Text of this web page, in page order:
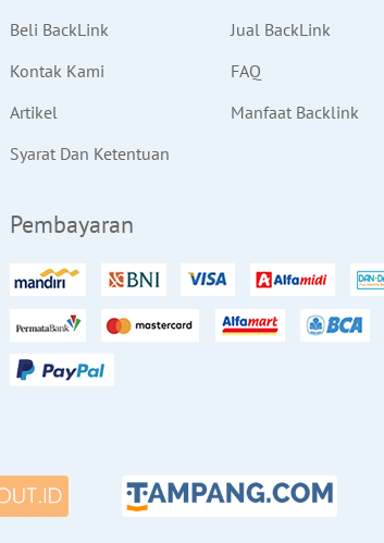
Beli BackLink
Jual BackLink
Kontak Kami
FAQ
Artikel
Manfaat Backlink
Syarat Dan Ketentuan
Pembayaran